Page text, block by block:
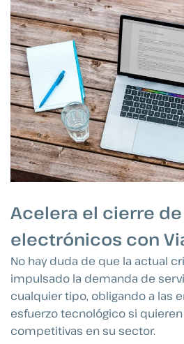
Acelera el cierre
electrónicos con
No hay duda de que la actual
impulsado la demanda de
cualquier tipo, obligando a las
esfuerzo tecnológico si
competitivas en su sector.